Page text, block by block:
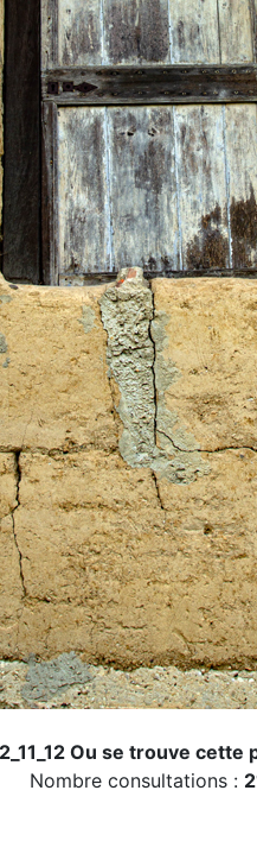
Ou se trouve
Nombre consultations :